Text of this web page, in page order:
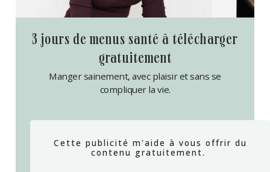
3 jours de menus santé à télécharger
gratuitement
Manger sainement, avec plaisir et sans se
compliquer la vie.